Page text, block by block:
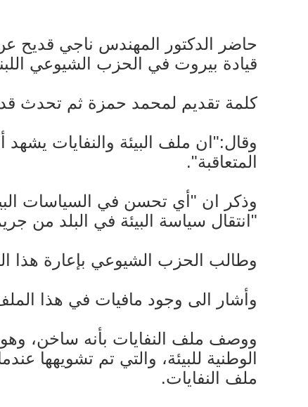
حاضر الدكتور المهندس ناجي قديح
قيادة بيروت في الحزب الشيوعي
كلمة تقديم لمحمد حمزة ثم تحدث
وقال:"ان ملف البيئة والنفايات
المتعاقبة".
وذكر ان "أي تحسن في السياسات
"انتقال سياسة البيئة في البلد من
وطالب الحزب الشيوعي بإعارة هذا
وأشار الى وجود مافيات في هذا
الوطنية للبيئة، والتي تم تشويهها
ملف النفايات.